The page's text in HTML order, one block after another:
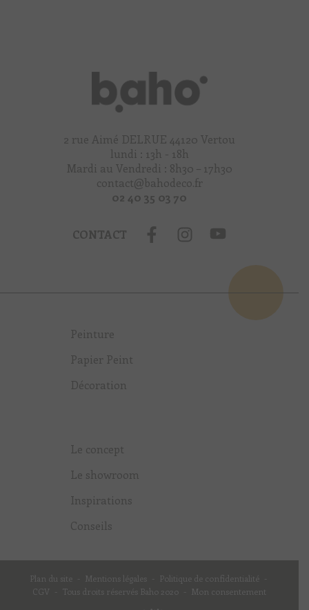
2 rue Aimé DELRUE 44120 Vertou
lundi : 13h - 18h
Mardi au Vendredi : 8h30 – 17h30
contact@bahodeco.fr
02 40 35 03 70
CONTACT
Peinture
Papier Peint
Décoration
Le concept
Le showroom
Inspirations
Conseils
Plan du site Mentions légales Politique de confidentialité
CGV
Tous droits réservés Baho 2020 Mon consentement